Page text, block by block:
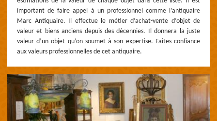
important de faire appel à un professionnel comme l’antiquaire
Marc Antiquaire. Il effectue le métier d’achat-vente d’objet de
valeur et biens anciens depuis des décennies. Il donnera la juste
valeur d’un objet qu’on soumet à son expertise. Faites confiance
aux valeurs professionnelles de cet antiquaire.